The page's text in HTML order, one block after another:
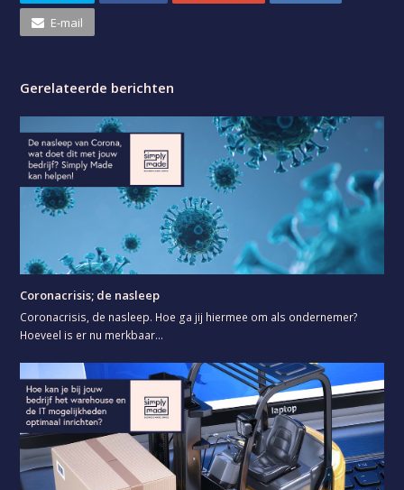
E-mail
Gerelateerde berichten
Coronacrisis; de nasleep
Coronacrisis, de nasleep. Hoe ga jij hiermee om als ondernemer?
Hoeveel is er nu merkbaar…